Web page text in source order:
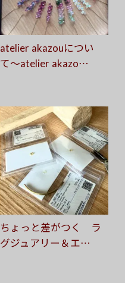
atelier akazouについ
て〜atelier akazo…
ちょっと差がつく ラ
グジュアリー＆エ…